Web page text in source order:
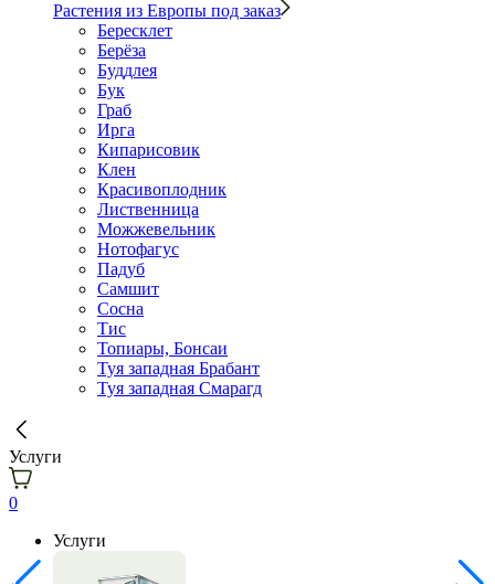
Растения из Европы под заказ
Бересклет
Берёза
Буддлея
Бук
Граб
Ирга
Кипарисовик
Клен
Красивоплодник
Лиственница
Можжевельник
Нотофагус
Падуб
Самшит
Сосна
Тис
Топиары, Бонсаи
Туя западная Брабант
Туя западная Смарагд
Услуги
0
Услуги